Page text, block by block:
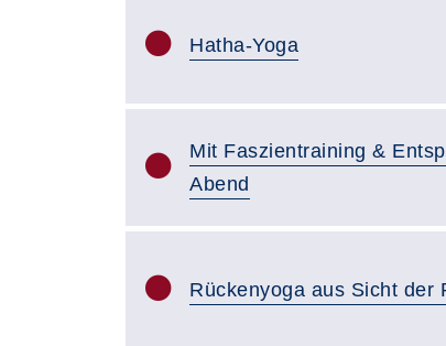
Hatha-Yoga
Mit Faszientraining &
Abend
Rückenyoga aus Sicht der